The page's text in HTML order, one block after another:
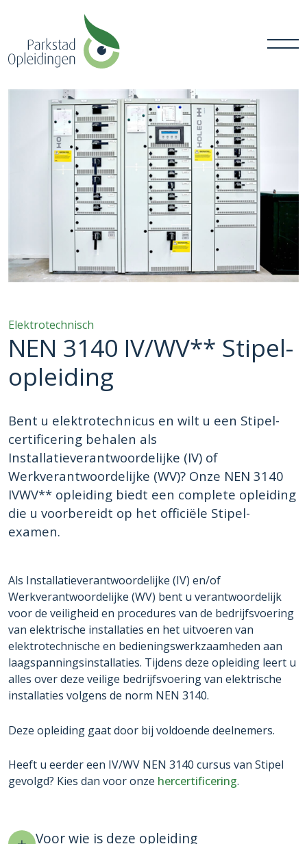
Elektrotechnisch
NEN 3140 IV/WV** Stipel-
opleiding
Bent u elektrotechnicus en wilt u een Stipel-
certificering behalen als
Installatieverantwoordelijke (IV) of
Werkverantwoordelijke (WV)? Onze NEN 3140
IVWV** opleiding biedt een complete opleiding
die u voorbereidt op het officiële Stipel-
examen.
Als Installatieverantwoordelijke (IV) en/of
Werkverantwoordelijke (WV) bent u verantwoordelijk
voor de veiligheid en procedures van de bedrijfsvoering
van elektrische installaties en het uitvoeren van
elektrotechnische en bedieningswerkzaamheden aan
laagspanningsinstallaties. Tijdens deze opleiding leert u
alles over deze veilige bedrijfsvoering van elektrische
installaties volgens de norm NEN 3140.
Deze opleiding gaat door bij voldoende deelnemers.
Heeft u eerder een IV/WV NEN 3140 cursus van Stipel
gevolgd? Kies dan voor onze hercertificering.
Voor wie is deze opleiding